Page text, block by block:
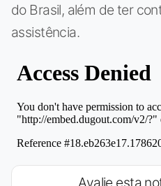
do Brasil, além de ter
assistência.
Avalie esta